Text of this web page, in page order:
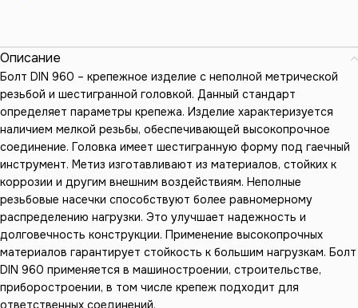
Описание
Болт DIN 960 – крепежное изделие с неполной метрической
резьбой и шестигранной головкой. Данный стандарт
определяет параметры крепежа. Изделие характеризуется
наличием мелкой резьбы, обеспечивающей высокопрочное
соединение. Головка имеет шестигранную форму под гаечный
инструмент. Метиз изготавливают из материалов, стойких к
коррозии и другим внешним воздействиям. Неполные
резьбовые насечки способствуют более равномерному
распределению нагрузки. Это улучшает надежность и
долговечность конструкции. Применение высокопрочных
материалов гарантирует стойкость к большим нагрузкам. Болт
DIN 960 применяется в машиностроении, строительстве,
приборостроении, в том числе крепеж подходит для
ответственных соединений.